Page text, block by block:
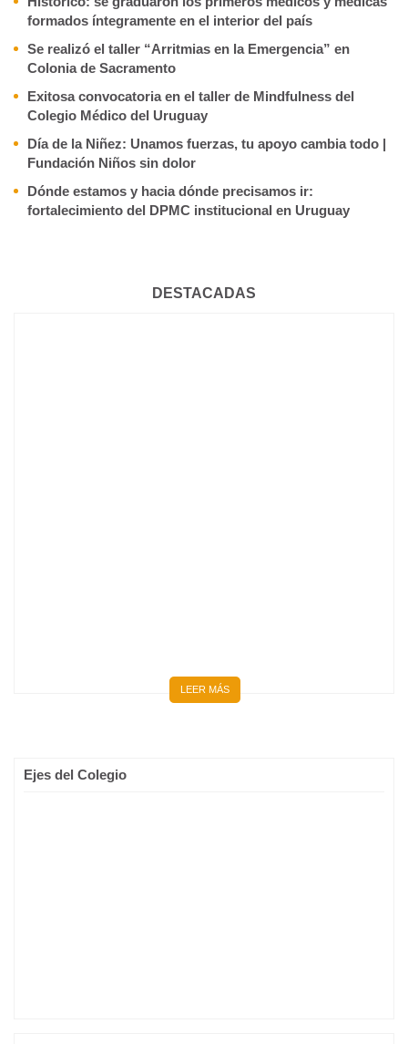
formados íntegramente en el interior del país
Se realizó el taller “Arritmias en la Emergencia” en
Colonia de Sacramento
Exitosa convocatoria en el taller de Mindfulness del
Colegio Médico del Uruguay
Día de la Niñez: Unamos fuerzas, tu apoyo cambia todo |
Fundación Niños sin dolor
Dónde estamos y hacia dónde precisamos ir:
fortalecimiento del DPMC institucional en Uruguay
DESTACADAS
LEER MÁS
Ejes del Colegio